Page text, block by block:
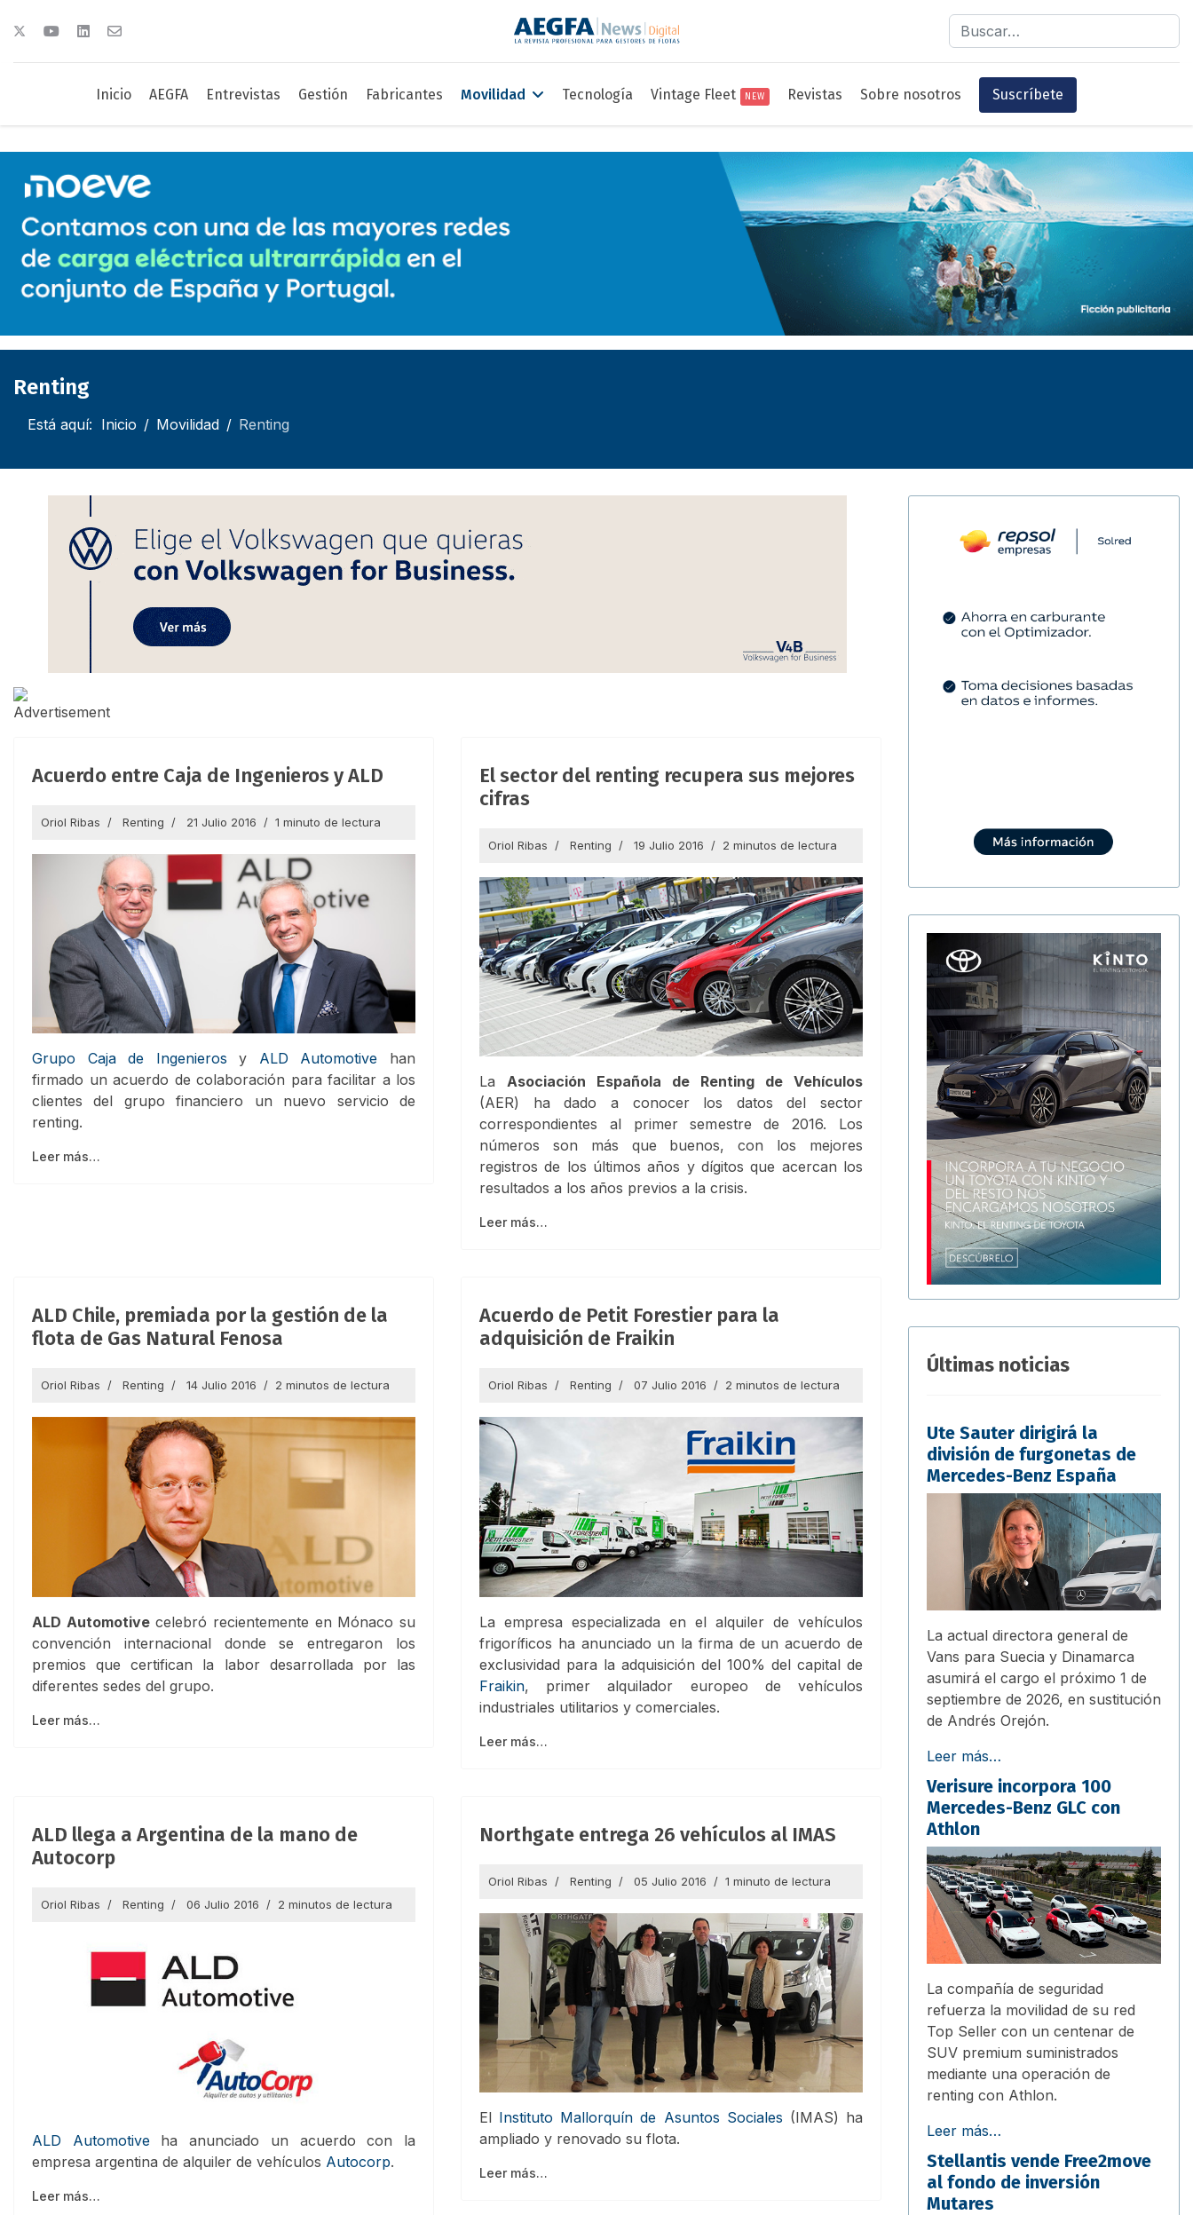
Buscar
Inicio AEGFA Entrevistas Gestión Fabricantes Movilidad Tecnología Vintage Fleet NEW Revistas Sobre nosotros Suscríbete
Renting
Está aquí: Inicio Movilidad Renting
Acuerdo entre Caja de Ingenieros y ALD
Oriol Ribas Renting 21 Julio 2016 1 minuto de lectura
Grupo Caja de Ingenieros y ALD Automotive han
firmado un acuerdo de colaboración para facilitar a los
clientes del grupo financiero un nuevo servicio de
renting.
Leer más…
El sector del renting recupera sus mejores
cifras
Oriol Ribas Renting 19 Julio 2016 2 minutos de lectura
La Asociación Española de Renting de Vehículos
(AER) ha dado a conocer los datos del sector
correspondientes al primer semestre de 2016. Los
números son más que buenos, con los mejores
registros de los últimos años y dígitos que acercan los
resultados a los años previos a la crisis.
Leer más…
ALD Chile, premiada por la gestión de la
flota de Gas Natural Fenosa
Oriol Ribas Renting 14 Julio 2016 2 minutos de lectura
ALD Automotivecelebró recientemente en Mónaco su
convención internacional donde se entregaron los
premios que certifican la labor desarrollada por las
diferentes sedes del grupo.
Leer más…
Acuerdo de Petit Forestier para la
adquisición de Fraikin
Oriol Ribas Renting 07 Julio 2016 2 minutos de lectura
La empresa especializada en el alquiler de vehículos
frigoríficos ha anunciado un la firma de un acuerdo de
exclusividad para la adquisición del 100% del capital de
Fraikin, primer alquilador europeo de vehículos
industriales utilitarios y comerciales.
Leer más…
ALD llega a Argentina de la mano de
Autocorp
Oriol Ribas Renting 06 Julio 2016 2 minutos de lectura
ALD Automotiveha anunciado un acuerdo con la
empresa argentina de alquiler de vehículos Autocorp.
Leer más…
Northgate entrega 26 vehículos al IMAS
Oriol Ribas Renting 05 Julio 2016 1 minuto de lectura
El Instituto Mallorquín de Asuntos Sociales (IMAS) ha
ampliado y renovado su flota.
Leer más…
Últimas noticias
Ute Sauter dirigirá la
división de furgonetas de
Mercedes-Benz España
La actual directora general de
Vans para Suecia y Dinamarca
asumirá el cargo el próximo 1 de
septiembre de 2026, en sustitución
de Andrés Orejón.
Leer más…
Verisure incorpora 100
Mercedes-Benz GLC con
Athlon
La compañía de seguridad
refuerza la movilidad de su red
Top Seller con un centenar de
SUV premium suministrados
mediante una operación de
renting con Athlon.
Leer más…
Stellantis vende Free2move
al fondo de inversión
Mutares